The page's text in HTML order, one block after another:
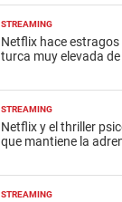
STREAMING
Netflix hace
turca muy elevada
STREAMING
Netflix y el thriller
que mantiene la
STREAMING